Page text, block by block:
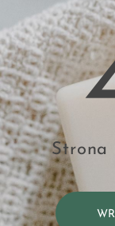
Strona